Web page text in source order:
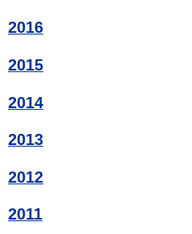
2016
2015
2014
2013
2012
2011